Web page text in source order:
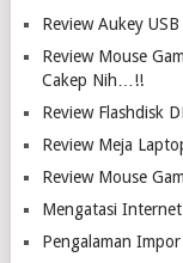
Review Aukey
Review Mouse
Cakep Nih…!!
Review Flashdisk
Review Meja
Review Mouse
Mengatasi
Pengalaman